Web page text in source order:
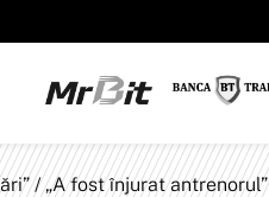
/ „A fost înjurat antrenorul”